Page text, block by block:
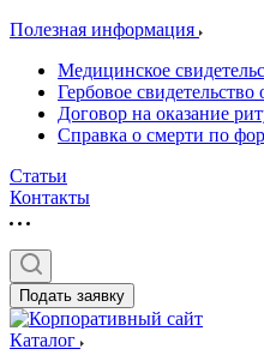
Полезная информация
Медицинское
Гербовое свидетельство
Договор на оказание
Справка о смерти по
Статьи
Контакты
Подать заявку
Каталог